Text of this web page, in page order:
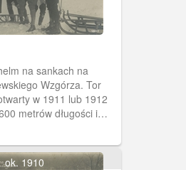
na sankach na
Wzgórza. Tor
w 1911 lub 1912
metrów długości i
ok. 1910